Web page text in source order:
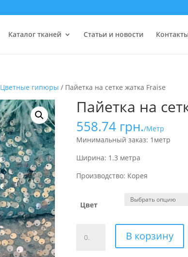
Каталог тканей Статьи и новости
Цветные гипюры / Пайетка на сетке жатка Fraise
Пайетка на
558.74 грн./Метр
Минимальный заказ: 1метр
Ширина: 1.3 метра
Производство: Корея
Цвет
товара
В корзину